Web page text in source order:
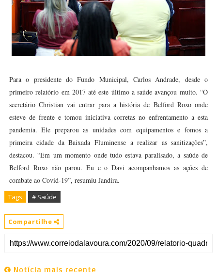
Para o presidente do Fundo Municipal, Carlos Andrade, desde o
primeiro relatório em 2017 até este último a saúde avançou muito. “O
secretário Christian vai entrar para a história de Belford Roxo onde
esteve de frente e tomou iniciativa corretas no enfrentamento a esta
pandemia. Ele preparou as unidades com equipamentos e fomos a
primeira cidade da Baixada Fluminense a realizar as sanitizações”,
destacou. “Em um momento onde tudo estava paralisado, a saúde de
Belford Roxo não parou. Eu e o Davi acompanhamos as ações de
combate ao Covid-19”, resumiu Jandira.
Tags # Saúde
Compartilhe
Notícia mais recente